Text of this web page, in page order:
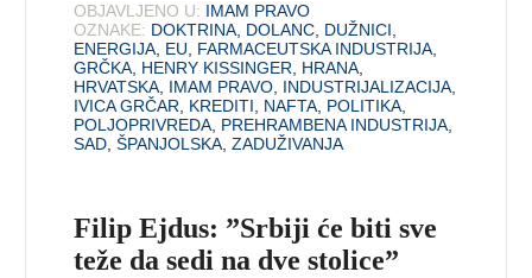
OBJAVLJENO U: IMAM PRAVO
OZNAKE: DOKTRINA, DOLANC, DUŽNICI,
ENERGIJA, EU, FARMACEUTSKA INDUSTRIJA,
GRČKA, HENRY KISSINGER, HRANA,
HRVATSKA, IMAM PRAVO, INDUSTRIJALIZACIJA,
IVICA GRČAR, KREDITI, NAFTA, POLITIKA,
POLJOPRIVREDA, PREHRAMBENA INDUSTRIJA,
SAD,ŠPANJOLSKA,ZADUŽIVANJA
Filip Ejdus: ”Srbiji će biti sve
teže da sedi na dve stolice”